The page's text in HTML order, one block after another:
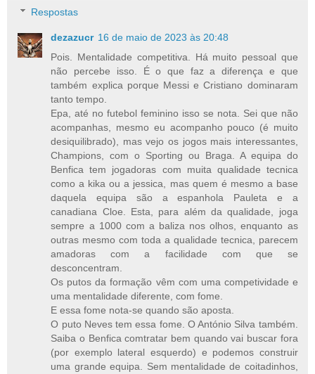
Respostas
dezazucr 16 de maio de 2023 às 20:48
Pois. Mentalidade competitiva. Há muito pessoal que
não percebe isso. É o que faz a diferença e que
também explica porque Messi e Cristiano dominaram
tanto tempo.
Epa, até no futebol feminino isso se nota. Sei que não
acompanhas, mesmo eu acompanho pouco (é muito
desiquilibrado), mas vejo os jogos mais interessantes,
Champions, com o Sporting ou Braga. A equipa do
Benfica tem jogadoras com muita qualidade tecnica
como a kika ou a jessica, mas quem é mesmo a base
daquela equipa são a espanhola Pauleta e a
canadiana Cloe. Esta, para além da qualidade, joga
sempre a 1000 com a baliza nos olhos, enquanto as
outras mesmo com toda a qualidade tecnica, parecem
amadoras com a facilidade com que se
desconcentram.
Os putos da formação vêm com uma competividade e
uma mentalidade diferente, com fome.
E essa fome nota-se quando são aposta.
O puto Neves tem essa fome. O António Silva também.
Saiba o Benfica comtratar bem quando vai buscar fora
(por exemplo lateral esquerdo) e podemos construir
uma grande equipa. Sem mentalidade de coitadinhos,